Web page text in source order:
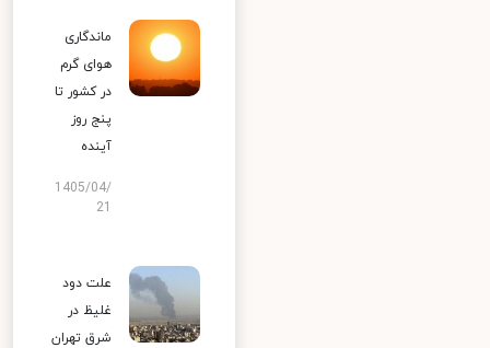
ماندگاری
هوای گرم
در کشور تا
پنج روز
آینده
1405/04/
علت دود
غلیظ در
شرق تهران